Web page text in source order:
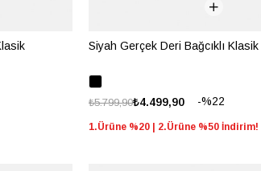
Siyah Gerçek Deri Bağcıklı Klasik
%22
₺4.499,90
₺5.799,90
1.Ürüne %20 | 2.Ürüne %50 İndirim!